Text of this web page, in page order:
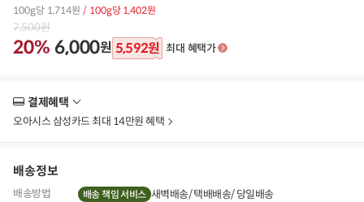
100g당 1,714원 / 100g당 1,402원
7,500원
20% 6,000원 5,592원 최대 혜택가
결제혜택
보
오아시스 삼성카드 최대 14만원 혜택
배송정보
배송방법 배송 책임 서비스 새벽배송 택배배송 당일배송